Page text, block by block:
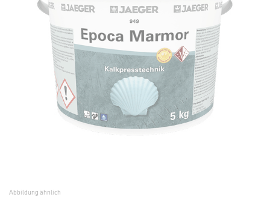
Abbildung ähnlich